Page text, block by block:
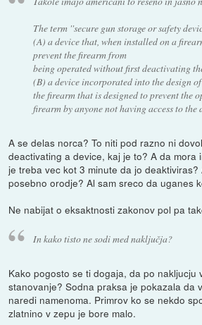
The term ''secure gun storage or safety
(A) a device that, when installed on a
prevent the firearm from
being operated without first deactivating
(B) a device incorporated into the design of
the firearm that is designed to prevent the
firearm by anyone not having access to the
A se delas norca? To niti pod razno ni
deactivating a device, kaj je to? A da mora
je treba vec kot 3 minute da jo deaktiviras?
posebno orodje? Al sam sreco da uganes
Ne nabijat o eksaktnosti zakonov pol pa
In kako tisto ne sodi med naključja?
Kako pogosto se ti dogaja, da po nakljucju
stanovanje? Sodna praksa je pokazala da
naredi namenoma. Primrov ko se nekdo
zlatnino v zepu je bore malo.